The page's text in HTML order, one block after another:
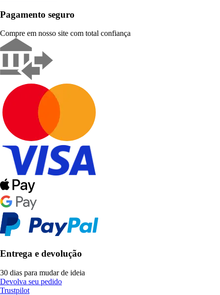
Pagamento seguro
Compre em nosso site com total confiança
Entrega e devolução
30 dias para mudar de ideia
Devolva seu pedido
Trustpilot